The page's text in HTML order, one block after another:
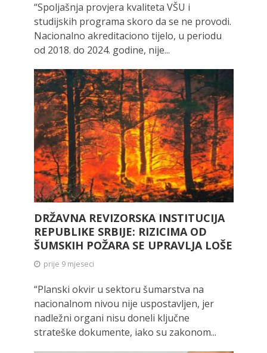
“Spoljašnja provjera kvaliteta VŠU i
studijskih programa skoro da se ne provodi.
Nacionalno akreditaciono tijelo, u periodu
od 2018. do 2024. godine, nije...
DRŽAVNA REVIZORSKA INSTITUCIJA
REPUBLIKE SRBIJE: RIZICIMA OD
ŠUMSKIH POŽARA SE UPRAVLJA LOŠE
prije 9 mjeseci
“Planski okvir u sektoru šumarstva na
nacionalnom nivou nije uspostavljen, jer
nadležni organi nisu doneli ključne
strateške dokumente, iako su zakonom...